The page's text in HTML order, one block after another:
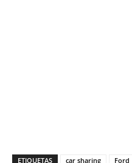
ETIQUETAS car sharing Ford